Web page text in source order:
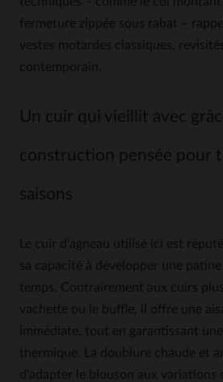
fermeture zippée sous rabat –
vestes motardes classiques,
contemporain.
Un cuir qui vieillit avec
construction pensée pour
saisons
Le cuir d'agneau utilisé ici est
sa capacité à développer une
temps. Contrairement aux cuirs
vachette ou le buffle, il offre une
immédiate, tout en garantissant
thermique. La doublure chaude et
d'adapter le blouson aux variations